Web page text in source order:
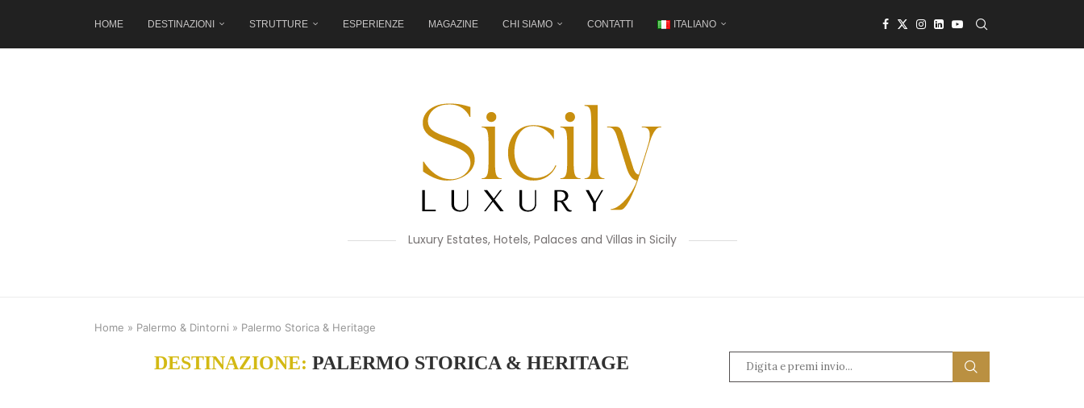
HOME DESTINAZIONI STRUTTURE ESPERIENZE MAGAZINE CHI SIAMO CONTATTI ITALIANO
Luxury Estates, Hotels, Palaces and Villas in Sicily
Home » Palermo & Dintorni » Palermo Storica & Heritage
DESTINAZIONE:PALERMO STORICA & HERITAGE